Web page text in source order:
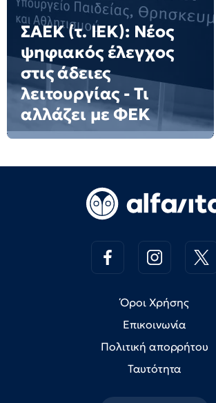
ΣΑΕΚ (τ. ΙΕΚ): Νέος
ψηφιακός έλεγχος
στις άδειες
λειτουργίας - Τι
αλλάζει με ΦΕΚ
Όροι Χρήσης
Επικοινωνία
Πολιτική απορρήτου
Ταυτότητα